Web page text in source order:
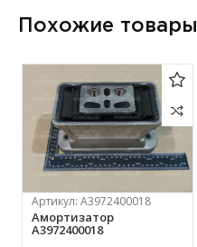
Похожие товары
Артикул:А3972400018
Амортизатор
А3972400018